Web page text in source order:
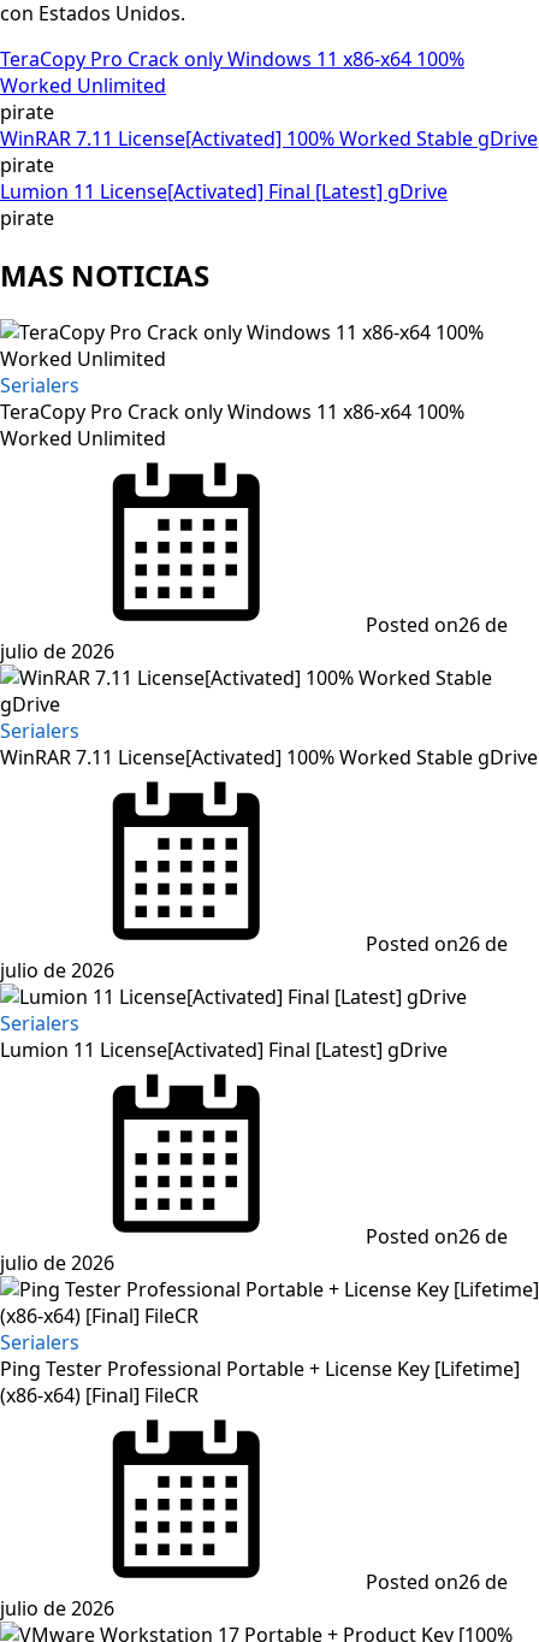
con Estados Unidos.
TeraCopy Pro Crack only Windows 11 x86-x64 100%
Worked Unlimited
pirate
WinRAR 7.11 License[Activated] 100% Worked Stable gDrive
pirate
Lumion 11 License[Activated] Final [Latest] gDrive
pirate
MAS NOTICIAS
Serialers
TeraCopy Pro Crack only Windows 11 x86-x64 100%
Worked Unlimited
Posted on26 de
julio de 2026
Serialers
WinRAR 7.11 License[Activated] 100% Worked Stable gDrive
Posted on26 de
julio de 2026
Serialers
Lumion 11 License[Activated] Final [Latest] gDrive
Posted on26 de
julio de 2026
Serialers
Ping Tester Professional Portable + License Key [Lifetime]
(x86-x64) [Final] FileCR
Posted on26 de
julio de 2026